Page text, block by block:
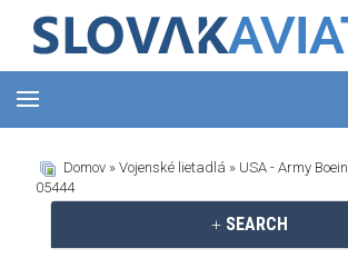
Domov » Vojenské lietadlá » USA - Army
05444
SEARCH